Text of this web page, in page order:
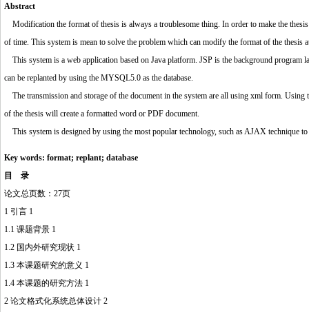
Abstract
Modification the format of thesis is always a troublesome thing. In order to make the
of time. This system is mean to solve the problem which can modify the format of the thesis
This system is a web applicationbased on Java platform. JSP is the background program
can be replanted by using the MYSQL5.0 as the database.
The transmission and storage of the document in the system are all using xml form. Using
of the thesis will create a formatted word or PDF document.
This system is designed by using the most popular technology, such as AJAX technique
Key words: format; replant; database
目 录
论文总页数：27页
1 引言 1http://www.16sheji8.cn/
1.1 课题背景 1
1.2 国内外研究现状 1
1.3 本课题研究的意义 1
1.4 本课题的研究方法 1
2 论文格式化系统总体设计 2